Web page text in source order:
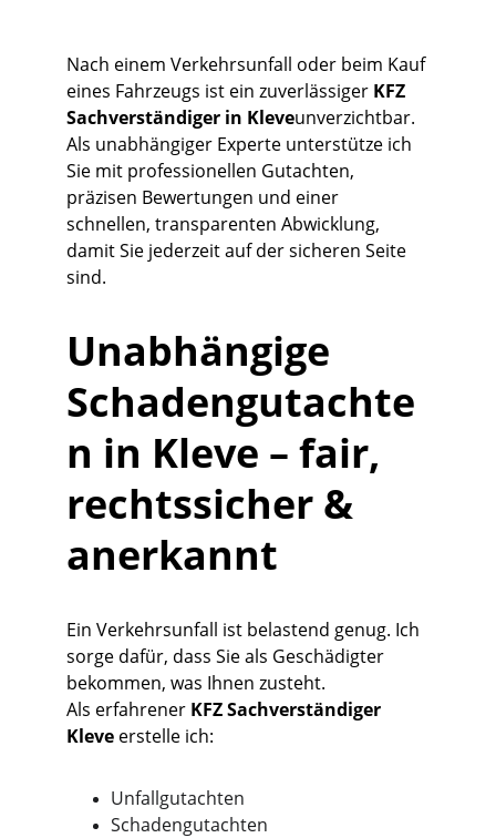
Nach einem Verkehrsunfall oder beim Kauf
eines Fahrzeugs ist ein zuverlässiger KFZ
Sachverständiger in Kleveunverzichtbar.
Als unabhängiger Experte unterstütze ich
Sie mit professionellen Gutachten,
präzisen Bewertungen und einer
schnellen, transparenten Abwicklung,
damit Sie jederzeit auf der sicheren Seite
sind.
Unabhängige
Schadengutachte
n in Kleve – fair,
rechtssicher &
anerkannt
Ein Verkehrsunfall ist belastend genug. Ich
sorge dafür, dass Sie als Geschädigter
bekommen, was Ihnen zusteht.
Als erfahrener KFZ Sachverständiger
Kleve erstelle ich:
Unfallgutachten
Schadengutachten